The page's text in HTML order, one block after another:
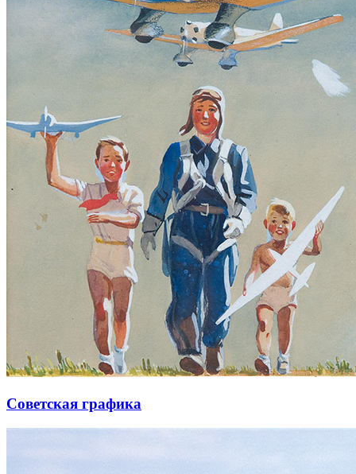
Советская графика